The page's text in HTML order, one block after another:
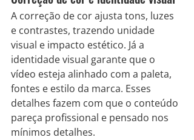
A correção de cor ajusta tons, luzes
e contrastes, trazendo unidade
visual e impacto estético. Já a
identidade visual garante que o
vídeo esteja alinhado com a paleta,
fontes e estilo da marca. Esses
detalhes fazem com que o conteúdo
pareça profissional e pensado nos
mínimos detalhes.